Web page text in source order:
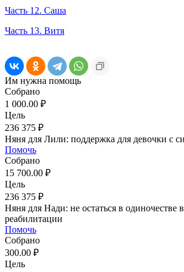
Часть 12. Саша
Часть 13. Витя
Им нужна помощь
Собрано
1 000.00 ₽
Цель
236 375 ₽
Няня для Лили: поддержка для девочки с
Помочь
Собрано
15 700.00 ₽
Цель
236 375 ₽
Няня для Нади: не остаться в одиночестве
реабилитации
Помочь
Собрано
300.00 ₽
Цель